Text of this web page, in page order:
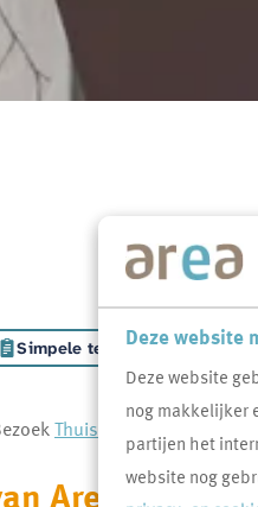
Deze website
Deze website
nog makkelijker
partijen het
website nog
Simpele tekst
Thuispoort.nl voor een
Area, log in